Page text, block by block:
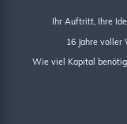
Ihr Auftritt, Ihre
16 Jahre voller
Wie viel Kapital